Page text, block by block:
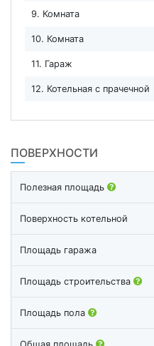
9. Комната
10. Комната
11. Гараж
12. Котельная с прачечной
ПОВЕРХНОСТИ
Полезная площадь
Поверхность котельной
Площадь гаража
Площадь строительства
Площадь пола